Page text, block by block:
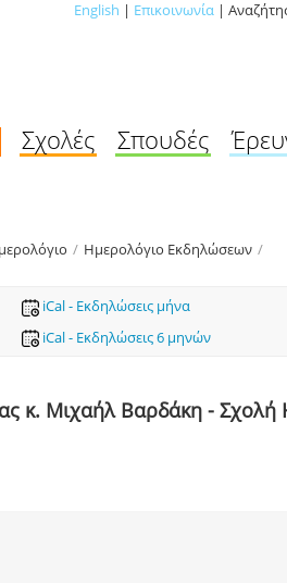
English | Επικοινωνία |
Σχολές Σπουδές
/ Ημερολόγιο Εκδηλώσεων /
iCal - Εκδηλώσεις μήνα
iCal - Εκδηλώσεις 6 μηνών
κ. Μιχαήλ Βαρδάκη -